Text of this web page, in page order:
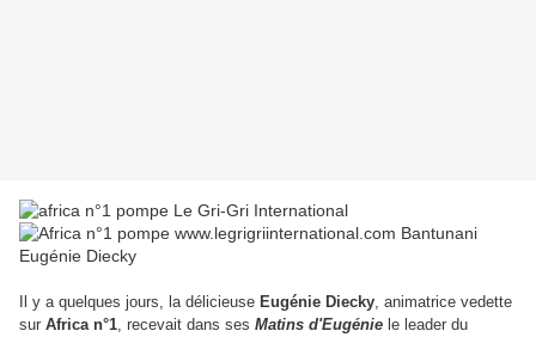
Il y a quelques jours, la délicieuse Eugénie Diecky, animatrice vedette
sur Africa n°1, recevait dans ses Matins d'Eugénie le leader du